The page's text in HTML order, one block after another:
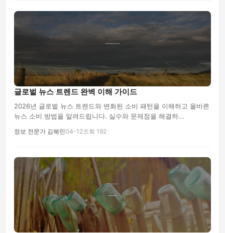
글로벌 뉴스 트렌드 완벽 이해 가이드
2026년 글로벌 뉴스 트렌드와 변화된 소비 패턴을 이해하고 올바른
뉴스 소비 방법을 알려드립니다. 실수와 문제점을 해결하...
정보 전문가 김혜민04-12조회 192